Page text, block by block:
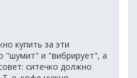
купить за эти
"шумит" и "вибрирует", а
ситечко должно